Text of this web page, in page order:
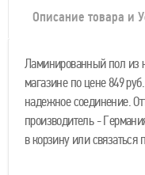
Описание товара и
Ламинированный пол из
магазине по цене 849
надежное соединение.
производитель -
в корзину или